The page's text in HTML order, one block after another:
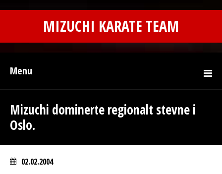
MIZUCHI KARATE TEAM
Menu
Mizuchi dominerte regionalt stevne i
Oslo.
02.02.2004